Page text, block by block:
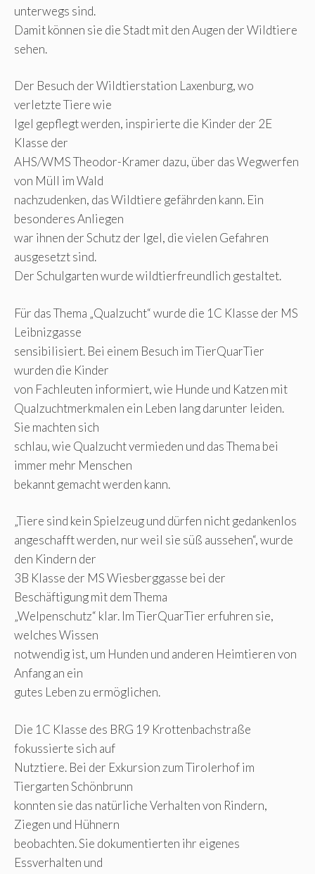
unterwegs sind.
Damit können sie die Stadt mit den Augen der Wildtiere
sehen.
Der Besuch der Wildtierstation Laxenburg, wo
verletzte Tiere wie
Igel gepflegt werden, inspirierte die Kinder der 2E
Klasse der
AHS/WMS Theodor-Kramer dazu, über das Wegwerfen
von Müll im Wald
nachzudenken, das Wildtiere gefährden kann. Ein
besonderes Anliegen
war ihnen der Schutz der Igel, die vielen Gefahren
ausgesetzt sind.
Der Schulgarten wurde wildtierfreundlich gestaltet.
Für das Thema „Qualzucht“ wurde die 1C Klasse der MS
Leibnizgasse
sensibilisiert. Bei einem Besuch im TierQuarTier
wurden die Kinder
von Fachleuten informiert, wie Hunde und Katzen mit
Qualzuchtmerkmalen ein Leben lang darunter leiden.
Sie machten sich
schlau, wie Qualzucht vermieden und das Thema bei
immer mehr Menschen
bekannt gemacht werden kann.
„Tiere sind kein Spielzeug und dürfen nicht gedankenlos
angeschafft werden, nur weil sie süß aussehen“, wurde
den Kindern der
3B Klasse der MS Wiesberggasse bei der
Beschäftigung mit dem Thema
„Welpenschutz“ klar. Im TierQuarTier erfuhren sie,
welches Wissen
notwendig ist, um Hunden und anderen Heimtieren von
Anfang an ein
gutes Leben zu ermöglichen.
Die 1C Klasse des BRG 19 Krottenbachstraße
fokussierte sich auf
Nutztiere. Bei der Exkursion zum Tirolerhof im
Tiergarten Schönbrunn
konnten sie das natürliche Verhalten von Rindern,
Ziegen und Hühnern
beobachten. Sie dokumentierten ihr eigenes
Essverhalten und